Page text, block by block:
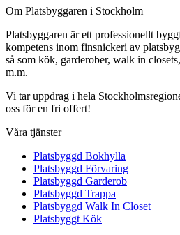
Om Platsbyggaren i Stockholm
Platsbyggaren är ett professionellt
kompetens inom finsnickeri av
så som kök, garderober, walk in
m.m.
Vi tar uppdrag i hela
oss för en fri offert!
Våra tjänster
Platsbyggd Bokhylla
Platsbyggd Förvaring
Platsbyggd Garderob
Platsbyggd Trappa
Platsbyggd Walk In Closet
Platsbyggt Kök